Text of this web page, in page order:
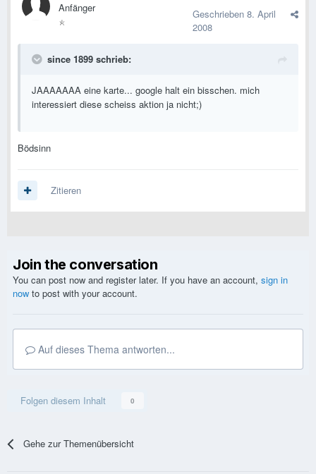
Anfänger Geschrieben 8. April
2008
since 1899 schrieb:
JAAAAAAA eine karte... google halt ein bisschen. mich
interessiert diese scheiss aktion ja nicht;)
Bödsinn
Zitieren
Join the conversation
You can post now and register later. If you have an account, sign in
now to post with your account.
Auf dieses Thema antworten...
Folgen diesem Inhalt 0
Gehe zur Themenübersicht